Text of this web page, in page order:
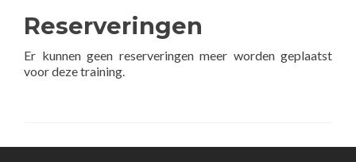
Reserveringen
Er kunnen geen reserveringen meer worden geplaatst
voor deze training.